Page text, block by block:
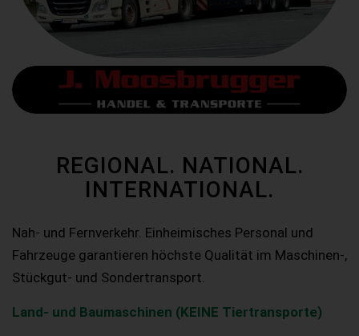
REGIONAL. NATIONAL.
INTERNATIONAL.
Nah- und Fernverkehr. Einheimisches Personal und
Fahrzeuge garantieren höchste Qualität im Maschinen-,
Stückgut- und Sondertransport.
Land- und Baumaschinen (KEINE Tiertransporte)